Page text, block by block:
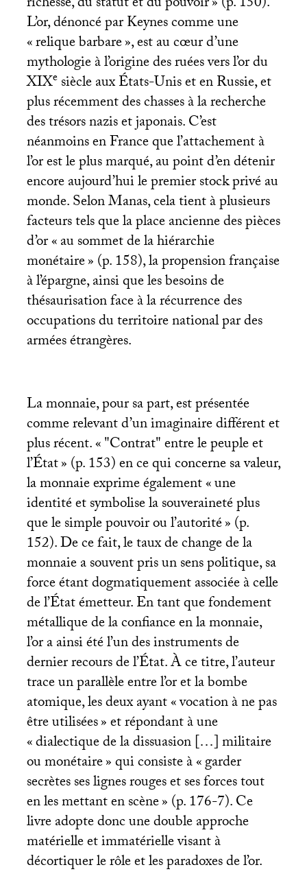
L’or, dénoncé par Keynes comme une
«relique barbare», est au cœur d’une
mythologie à l’origine des ruées vers l’or du
XIXesiècle aux États-Unis et en Russie, et
plus récemment des chasses à la recherche
des trésors nazis et japonais. C’est
néanmoins en France que l’attachement à
l’or est le plus marqué, au point d’en détenir
encore aujourd’hui le premier stock privé au
monde. Selon Manas, cela tient à plusieurs
facteurs tels que la place ancienne des pièces
d’or «au sommet de la hiérarchie
monétaire» (p. 158), la propension française
à l’épargne, ainsi que les besoins de
thésaurisation face à la récurrence des
occupations du territoire national par des
armées étrangères.
La monnaie, pour sa part, est présentée
comme relevant d’un imaginaire différent et
plus récent. «"Contrat" entre le peuple et
l’État» (p. 153) en ce qui concerne sa valeur,
la monnaie exprime également «une
identité et symbolise la souveraineté plus
que le simple pouvoir ou l’autorité» (p.
152). De ce fait, le taux de change de la
monnaie a souvent pris un sens politique, sa
force étant dogmatiquement associée à celle
de l’État émetteur. En tant que fondement
métallique de la confiance en la monnaie,
l’or a ainsi été l’un des instruments de
dernier recours de l’État. À ce titre, l’auteur
trace un parallèle entre l’or et la bombe
atomique, les deux ayant «vocation à ne pas
être utilisées» et répondant à une
«dialectique de la dissuasion […] militaire
ou monétaire» qui consiste à «garder
secrètes ses lignes rouges et ses forces tout
en les mettant en scène» (p. 176-7). Ce
livre adopte donc une double approche
matérielle et immatérielle visant à
décortiquer le rôle et les paradoxes de l’or.